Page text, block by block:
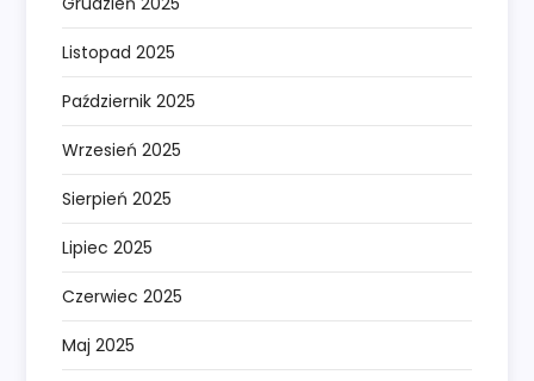
Listopad 2025
Październik 2025
Wrzesień 2025
Sierpień 2025
Lipiec 2025
Czerwiec 2025
Maj 2025